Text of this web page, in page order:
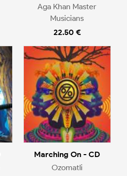
Aga Khan Master
Musicians
22.50 €
Marching On - CD
Ozomatli